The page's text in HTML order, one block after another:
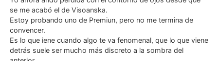
se me acabó el de Visoanska.
Estoy probando uno de Premiun, pero no me termina de
convencer.
Es lo que iene cuando algo te va fenomenal, que lo que viene
detrás suele ser mucho más discreto a la sombra del